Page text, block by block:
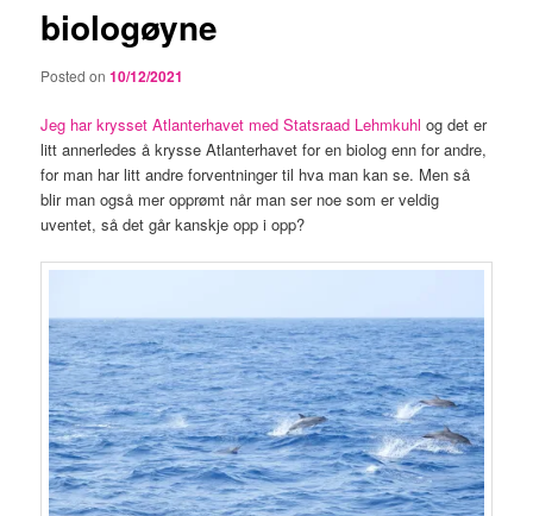
biologøyne
Posted on10/12/2021
Jeg har krysset Atlanterhavet med Statsraad Lehmkuhl og det er
litt annerledes å krysse Atlanterhavet for en biolog enn for andre,
for man har litt andre forventninger til hva man kan se. Men så
blir man også mer opprømt når man ser noe som er veldig
uventet, så det går kanskje opp i opp?